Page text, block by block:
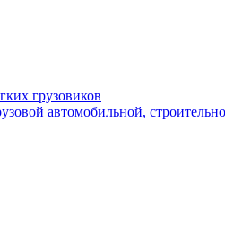
грузовиков
автомобильной,